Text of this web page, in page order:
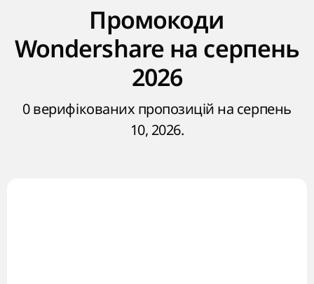
Промокоди
Wondershare на серпень
2026
0 верифікованих пропозицій на серпень
10, 2026.